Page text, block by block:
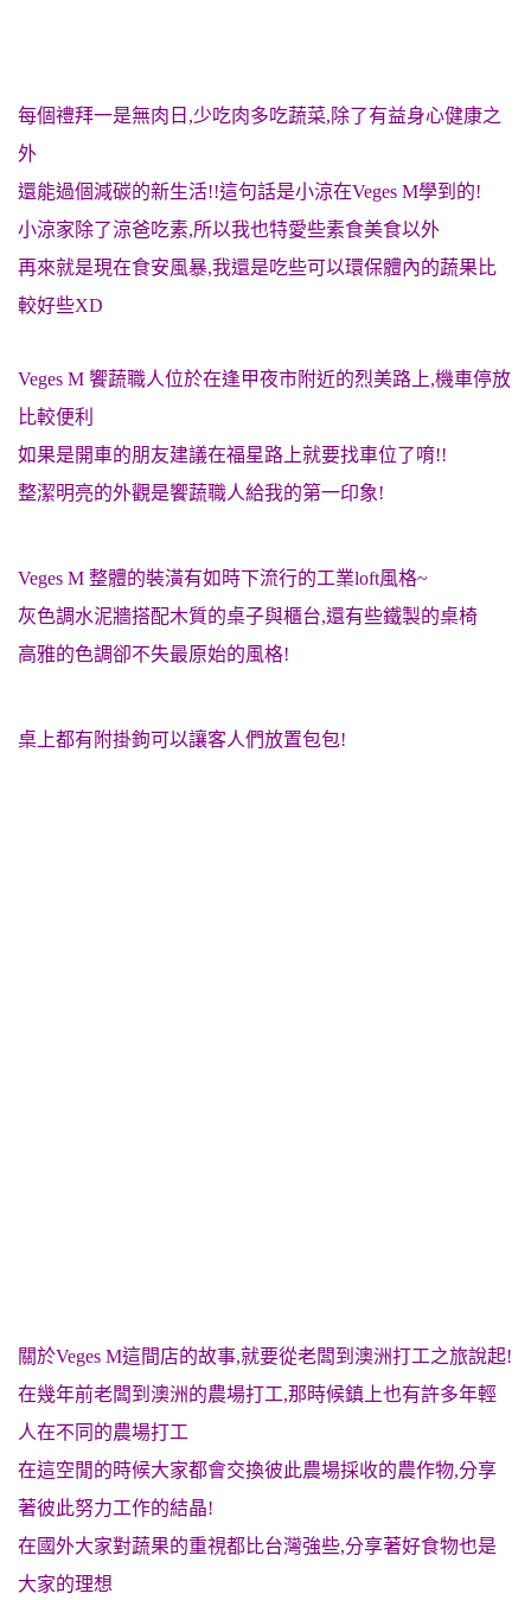
每個禮拜一是無肉日,少吃肉多吃蔬菜,除了有益身心健康之
外
還能過個減碳的新生活!!這句話是小涼在Veges M學到的!
小涼家除了涼爸吃素,所以我也特愛些素食美食以外
再來就是現在食安風暴,我還是吃些可以環保體內的蔬果比
較好些XD
Veges M 饗蔬職人位於在逢甲夜市附近的烈美路上,機車停放
比較便利
如果是開車的朋友建議在福星路上就要找車位了唷!!
整潔明亮的外觀是饗蔬職人給我的第一印象!
Veges M 整體的裝潢有如時下流行的工業loft風格~
灰色調水泥牆搭配木質的桌子與櫃台,還有些鐵製的桌椅
高雅的色調卻不失最原始的風格!
桌上都有附掛鉤可以讓客人們放置包包!
關於Veges M這間店的故事,就要從老闆到澳洲打工之旅說起!
在幾年前老闆到澳洲的農場打工,那時候鎮上也有許多年輕
人在不同的農場打工
在這空閒的時候大家都會交換彼此農場採收的農作物,分享
著彼此努力工作的結晶!
在國外大家對蔬果的重視都比台灣強些,分享著好食物也是
大家的理想